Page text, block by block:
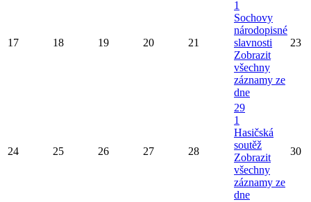
17 18 19 20 21
1
Sochovy
národopisné
slavnosti
Zobrazit
všechny
záznamy ze
dne
23
24 25 26 27 28
29
1
Hasičská
soutěž
Zobrazit
všechny
záznamy ze
dne
30